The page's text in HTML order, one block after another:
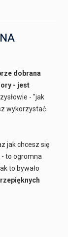
dobrana
- jest
- "jak
wykorzystać
jak chcesz się
to ogromna
to bywało